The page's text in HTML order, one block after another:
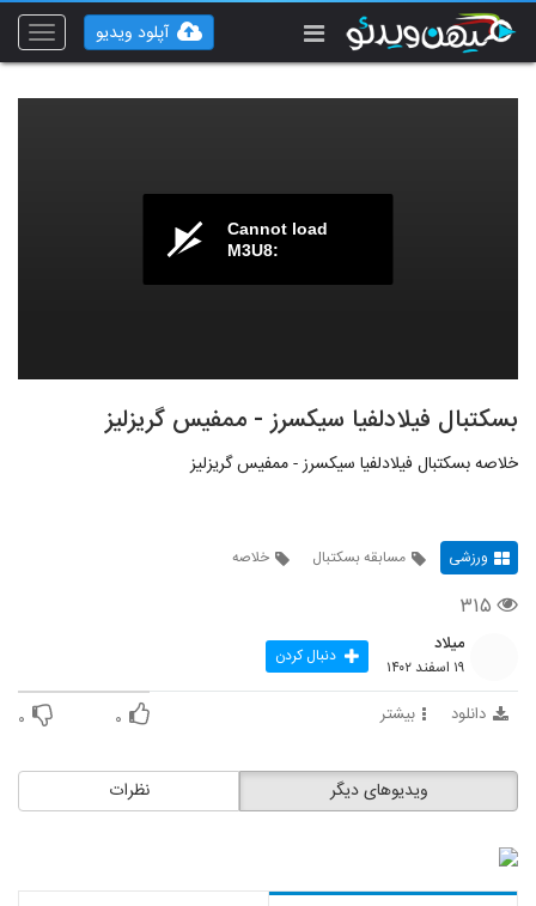
Toggle
آپلود ویدیو
Cannot load
M3U8:
بسکتبال فیلادلفیا سیکسرز - ممفیس گریزلیز
خلاصه بسکتبال فیلادلفیا سیکسرز - ممفیس گریزلیز
ورزشی مسابقه بسکتبال خلاصه
۳۱۵
میلاد
۱۹ اسفند ۱۴۰۲ دنبال کردن
دانلود بیشتر ۰ ۰
نظرات ویدیوهای دیگر